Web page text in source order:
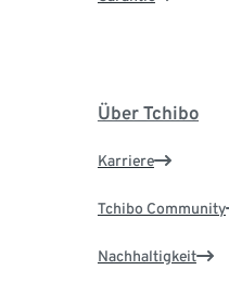
Über Tchibo
Karriere
Tchibo Community
Nachhaltigkeit